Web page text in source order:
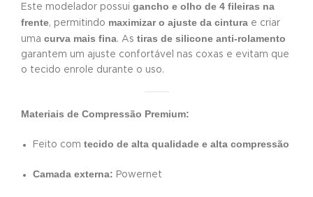
Este modelador possui gancho e olho de 4 fileiras na
frente, permitindo maximizar o ajuste da cintura e criar
uma curva mais fina. As tiras de silicone anti-rolamento
garantem um ajuste confortável nas coxas e evitam que
o tecido enrole durante o uso.
Materiais de Compressão Premium:
Feito com tecido de alta qualidade e alta compressão
Camada externa: Powernet